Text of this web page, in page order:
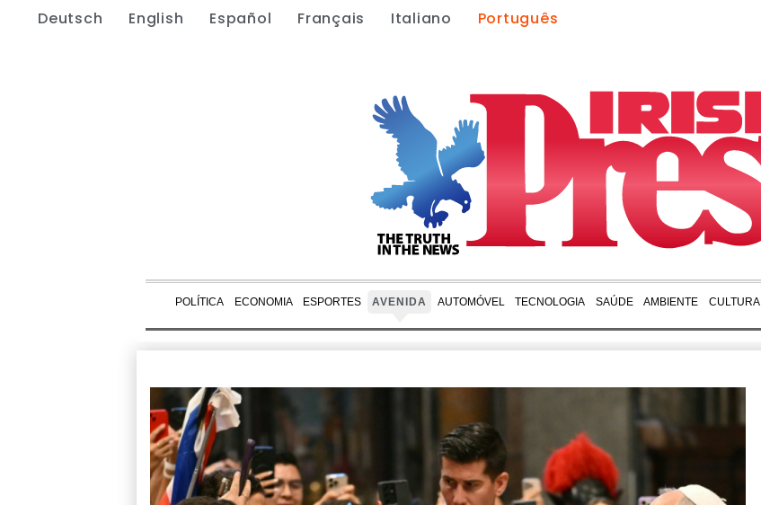
Deutsch English Español Français Italiano Português
POLÍTICA ECONOMIA ESPORTES AVENIDA AUTOMÓVEL TECNOLOGIA SAÚDE AMBIENTE CULTURA